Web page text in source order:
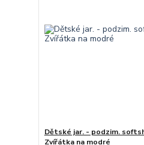
Dětské jar. - podzim.
Zvířátka na modré